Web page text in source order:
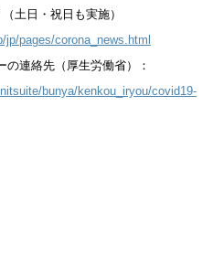
土日・祝日も実施）
jp/pages/corona_news.html
の連絡先（厚生労働省）：
bunya/kenkou_iryou/covid19-